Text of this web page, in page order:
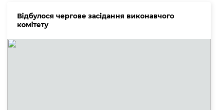
Відбулося чергове засідання виконавчого
комітету